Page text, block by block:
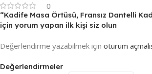
0
Değerlendirmeler
“Kadife Masa Örtüsü, Fransız Dantelli
için yorum yapan ilk kişi siz olun
Değerlendirme yazabilmek için oturum